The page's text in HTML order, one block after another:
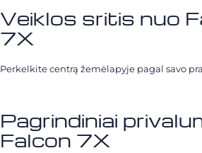
Veiklos sritis nuo
7X
Perkelkite centrą žemėlapyje pagal savo
Pagrindiniai
Falcon 7X